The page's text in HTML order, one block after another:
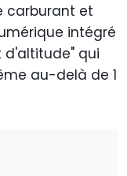
carburant et
intégré
d'altitude" qui
au-delà de 1